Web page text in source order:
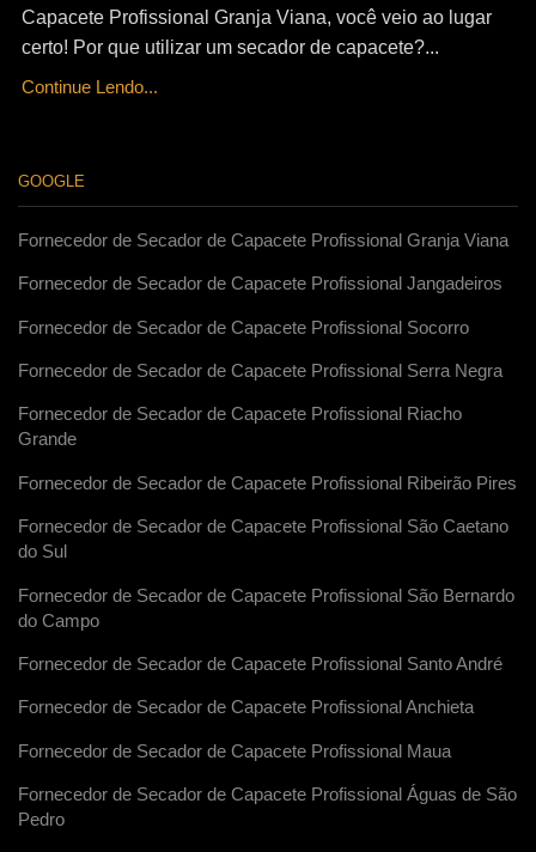
Capacete Profissional Granja Viana, você veio ao lugar
certo! Por que utilizar um secador de capacete?...
Continue Lendo...
GOOGLE
Fornecedor de Secador de Capacete Profissional Granja Viana
Fornecedor de Secador de Capacete Profissional Jangadeiros
Fornecedor de Secador de Capacete Profissional Socorro
Fornecedor de Secador de Capacete Profissional Serra Negra
Fornecedor de Secador de Capacete Profissional Riacho
Grande
Fornecedor de Secador de Capacete Profissional Ribeirão Pires
Fornecedor de Secador de Capacete Profissional São Caetano
do Sul
Fornecedor de Secador de Capacete Profissional São Bernardo
do Campo
Fornecedor de Secador de Capacete Profissional Santo André
Fornecedor de Secador de Capacete Profissional Anchieta
Fornecedor de Secador de Capacete Profissional Maua
Fornecedor de Secador de Capacete Profissional Águas de São
Pedro